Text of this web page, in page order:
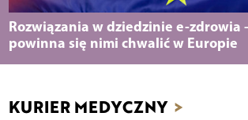
Rozwiązania w dziedzinie e-zdrowia
powinna się nimi chwalić w Europie
KURIER MEDYCZNY >